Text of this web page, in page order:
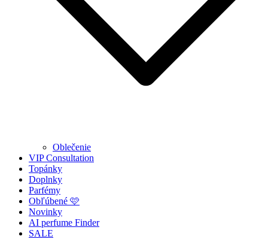
Oblečenie
VIP Consultation
Topánky
Doplnky
Parfémy
Obľúbené 🩷
Novinky
AI perfume Finder
SALE